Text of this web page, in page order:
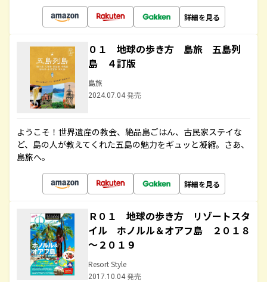
詳細を見る
０１ 地球の歩き方 島旅 五島列
島 ４訂版
島旅
2024.07.04 発売
ようこそ！世界遺産の教会、絶品島ごはん、古民家ステイな
ど、島の人が教えてくれた五島の魅力をギュッと凝縮。さあ、
島旅へ。
詳細を見る
Ｒ０１ 地球の歩き方 リゾートスタ
イル ホノルル＆オアフ島 ２０１８
～２０１９
Resort Style
2017.10.04 発売